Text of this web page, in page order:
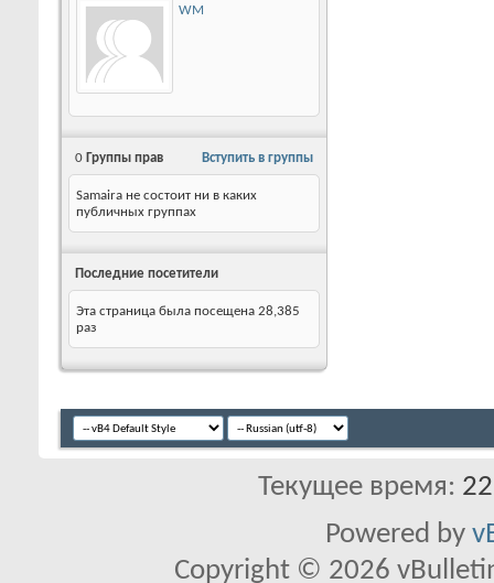
WM
Вступить в группы
0 Группы прав
Samaira не состоит ни в каких
публичных группах
Последние посетители
Эта страница была посещена 28,385
раз
Текущее время:
Powered by
Copyright © 2026